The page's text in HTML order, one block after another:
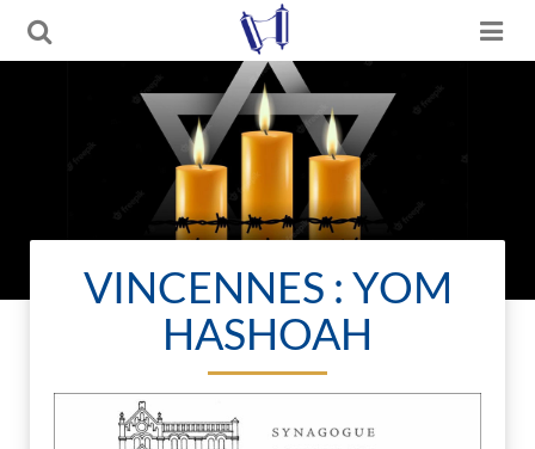
VINCENNES : YOM
HASHOAH